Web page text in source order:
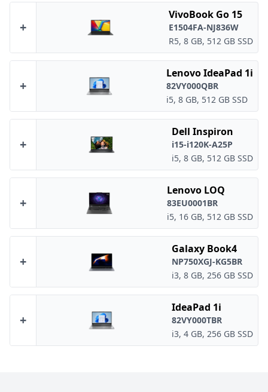
+
VivoBook Go 15
E1504FA-NJ836W
R5, 8 GB, 512 GB SSD
+
Lenovo IdeaPad 1i
82VY000QBR
i5, 8 GB, 512 GB SSD
+
Dell Inspiron
i15-i120K-A25P
i5, 8 GB, 512 GB SSD
+
Lenovo LOQ
83EU0001BR
i5, 16 GB, 512 GB SSD
+
Galaxy Book4
NP750XGJ-KG5BR
i3, 8 GB, 256 GB SSD
+
IdeaPad 1i
82VY000TBR
i3, 4 GB, 256 GB SSD